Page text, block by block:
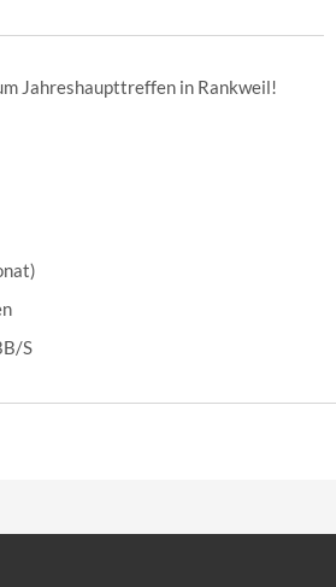
Jahreshaupttreffen in Rankweil!
S